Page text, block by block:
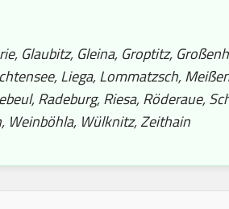
Glaubitz, Gleina, Groptitz,
Liega, Lommatzsch,
Radeburg, Riesa, Röderaue,
Weinböhla, Wülknitz, Zeithain